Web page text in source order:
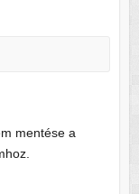
mentése a